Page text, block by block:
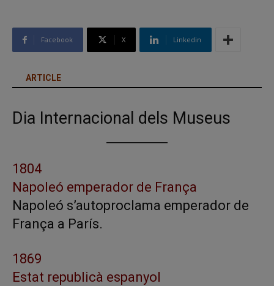
Facebook X Linkedin
ARTICLE
Dia Internacional dels Museus
1804
Napoleó emperador de França
Napoleó s’autoproclama emperador de
França a París.
1869
Estat republicà espanyol